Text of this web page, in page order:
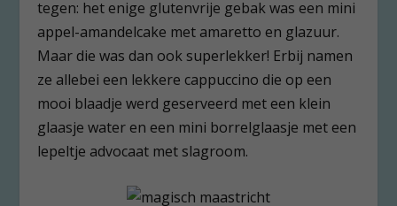
tegen: het enige glutenvrije gebak was een mini
appel-amandelcake met amaretto en glazuur.
Maar die was dan ook superlekker! Erbij namen
ze allebei een lekkere cappuccino die op een
mooi blaadje werd geserveerd met een klein
glaasje water en een mini borrelglaasje met een
lepeltje advocaat met slagroom.